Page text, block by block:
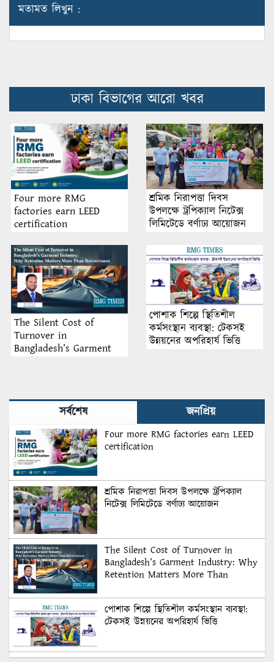
মতামত লিখুন :
ঢাকা বিভাগের আরো খবর
Four more RMG
factories earn LEED
certification
শ্রমিক নিরাপত্তা দিবস
উপলক্ষে ট্রপিক্যাল নিটেক্স
লিমিটেডে বর্ণাঢ্য আয়োজন
The Silent Cost of
Turnover in
Bangladesh’s Garment
পোশাক শিল্পে স্থিতিশীল
কর্মসংস্থান ব্যবস্থা: টেকসই
উন্নয়নের অপরিহার্য ভিত্তি
সর্বশেষ জনপ্রিয়
Four more RMG factories earn LEED
certification
শ্রমিক নিরাপত্তা দিবস উপলক্ষে ট্রপিক্যাল
নিটেক্স লিমিটেডে বর্ণাঢ্য আয়োজন
The Silent Cost of Turnover in
Bangladesh’s Garment Industry: Why
Retention Matters More Than
পোশাক শিল্পে স্থিতিশীল কর্মসংস্থান ব্যবস্থা:
টেকসই উন্নয়নের অপরিহার্য ভিত্তি